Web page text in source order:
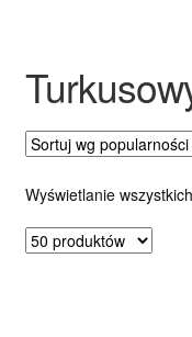
Wyświetlanie